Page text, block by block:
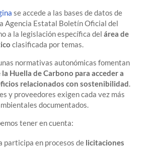
se accede a las bases de datos de
Agencia Estatal Boletín Oficial del
a la legislación específica del área de
clasificada por temas.
normativas autonómicas fomentan
Huella de Carbono para acceder a
relacionados con sostenibilidad.
y proveedores exigen cada vez más
documentados.
tener en cuenta:
participa en procesos de licitaciones